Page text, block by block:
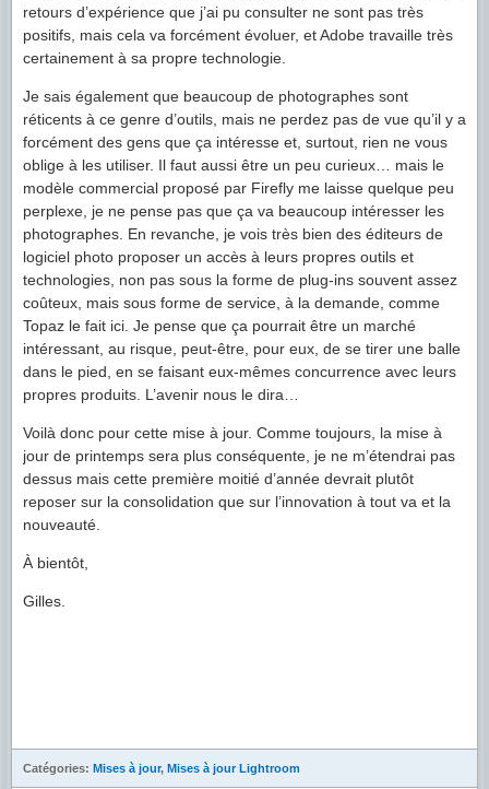
retours d’expérience que j’ai pu consulter ne sont pas très
positifs, mais cela va forcément évoluer, et Adobe travaille très
certainement à sa propre technologie.
Je sais également que beaucoup de photographes sont
réticents à ce genre d’outils, mais ne perdez pas de vue qu’il y a
forcément des gens que ça intéresse et, surtout, rien ne vous
oblige à les utiliser. Il faut aussi être un peu curieux… mais le
modèle commercial proposé par Firefly me laisse quelque peu
perplexe, je ne pense pas que ça va beaucoup intéresser les
photographes. En revanche, je vois très bien des éditeurs de
logiciel photo proposer un accès à leurs propres outils et
technologies, non pas sous la forme de plug-ins souvent assez
coûteux, mais sous forme de service, à la demande, comme
Topaz le fait ici. Je pense que ça pourrait être un marché
intéressant, au risque, peut-être, pour eux, de se tirer une balle
dans le pied, en se faisant eux-mêmes concurrence avec leurs
propres produits. L’avenir nous le dira…
Voilà donc pour cette mise à jour. Comme toujours, la mise à
jour de printemps sera plus conséquente, je ne m’étendrai pas
dessus mais cette première moitié d’année devrait plutôt
reposer sur la consolidation que sur l’innovation à tout va et la
nouveauté.
À bientôt,
Gilles.
Catégories: Mises à jour, Mises à jour Lightroom